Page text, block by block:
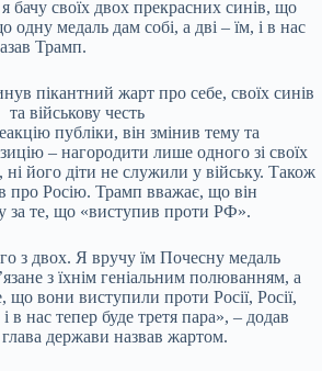
бачу своїх двох прекрасних синів, що
медаль дам собі, а дві – їм, і в нас
Трамп.
пікантний жарт про себе, своїх синів
та військову честь
публіки, він змінив тему та
– нагородити лише одного зі своїх
його діти не служили у війську. Також
про Росію. Трамп вважає, що він
за те, що «виступив проти РФ».
з двох. Я вручу їм Почесну медаль
з їхнім геніальним полюванням, а
вони виступили проти Росії, Росії,
в нас тепер буде третя пара», – додав
держави назвав жартом.